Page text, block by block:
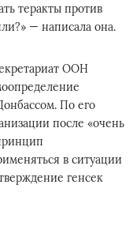
теракты против
— написала она.
ООН
По его
после «очень
в ситуации
генсек